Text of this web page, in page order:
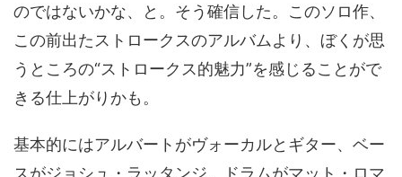
のではないかな、と。そう確信した。このソロ作、
この前出たストロークスのアルバムより、ぼくが思
うところの“ストロークス的魅力”を感じることがで
きる仕上がりかも。
基本的にはアルバートがヴォーカルとギター、ベー
スがジョシュ・ラッタンジ、ドラムがマット・ロマ